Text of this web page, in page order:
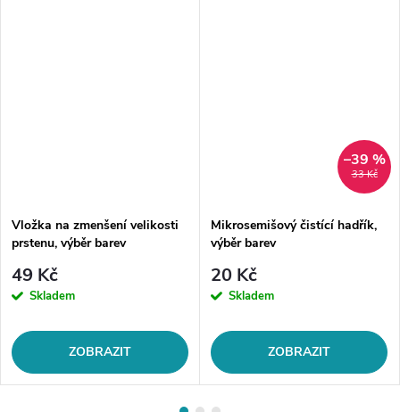
Vložka na zmenšení velikosti
prstenu, výběr barev
49 Kč
Skladem
ZOBRAZIT
33 Kč
–39 %
Mikrosemišový čistící hadřík,
výběr barev
20 Kč
Skladem
ZOBRAZIT